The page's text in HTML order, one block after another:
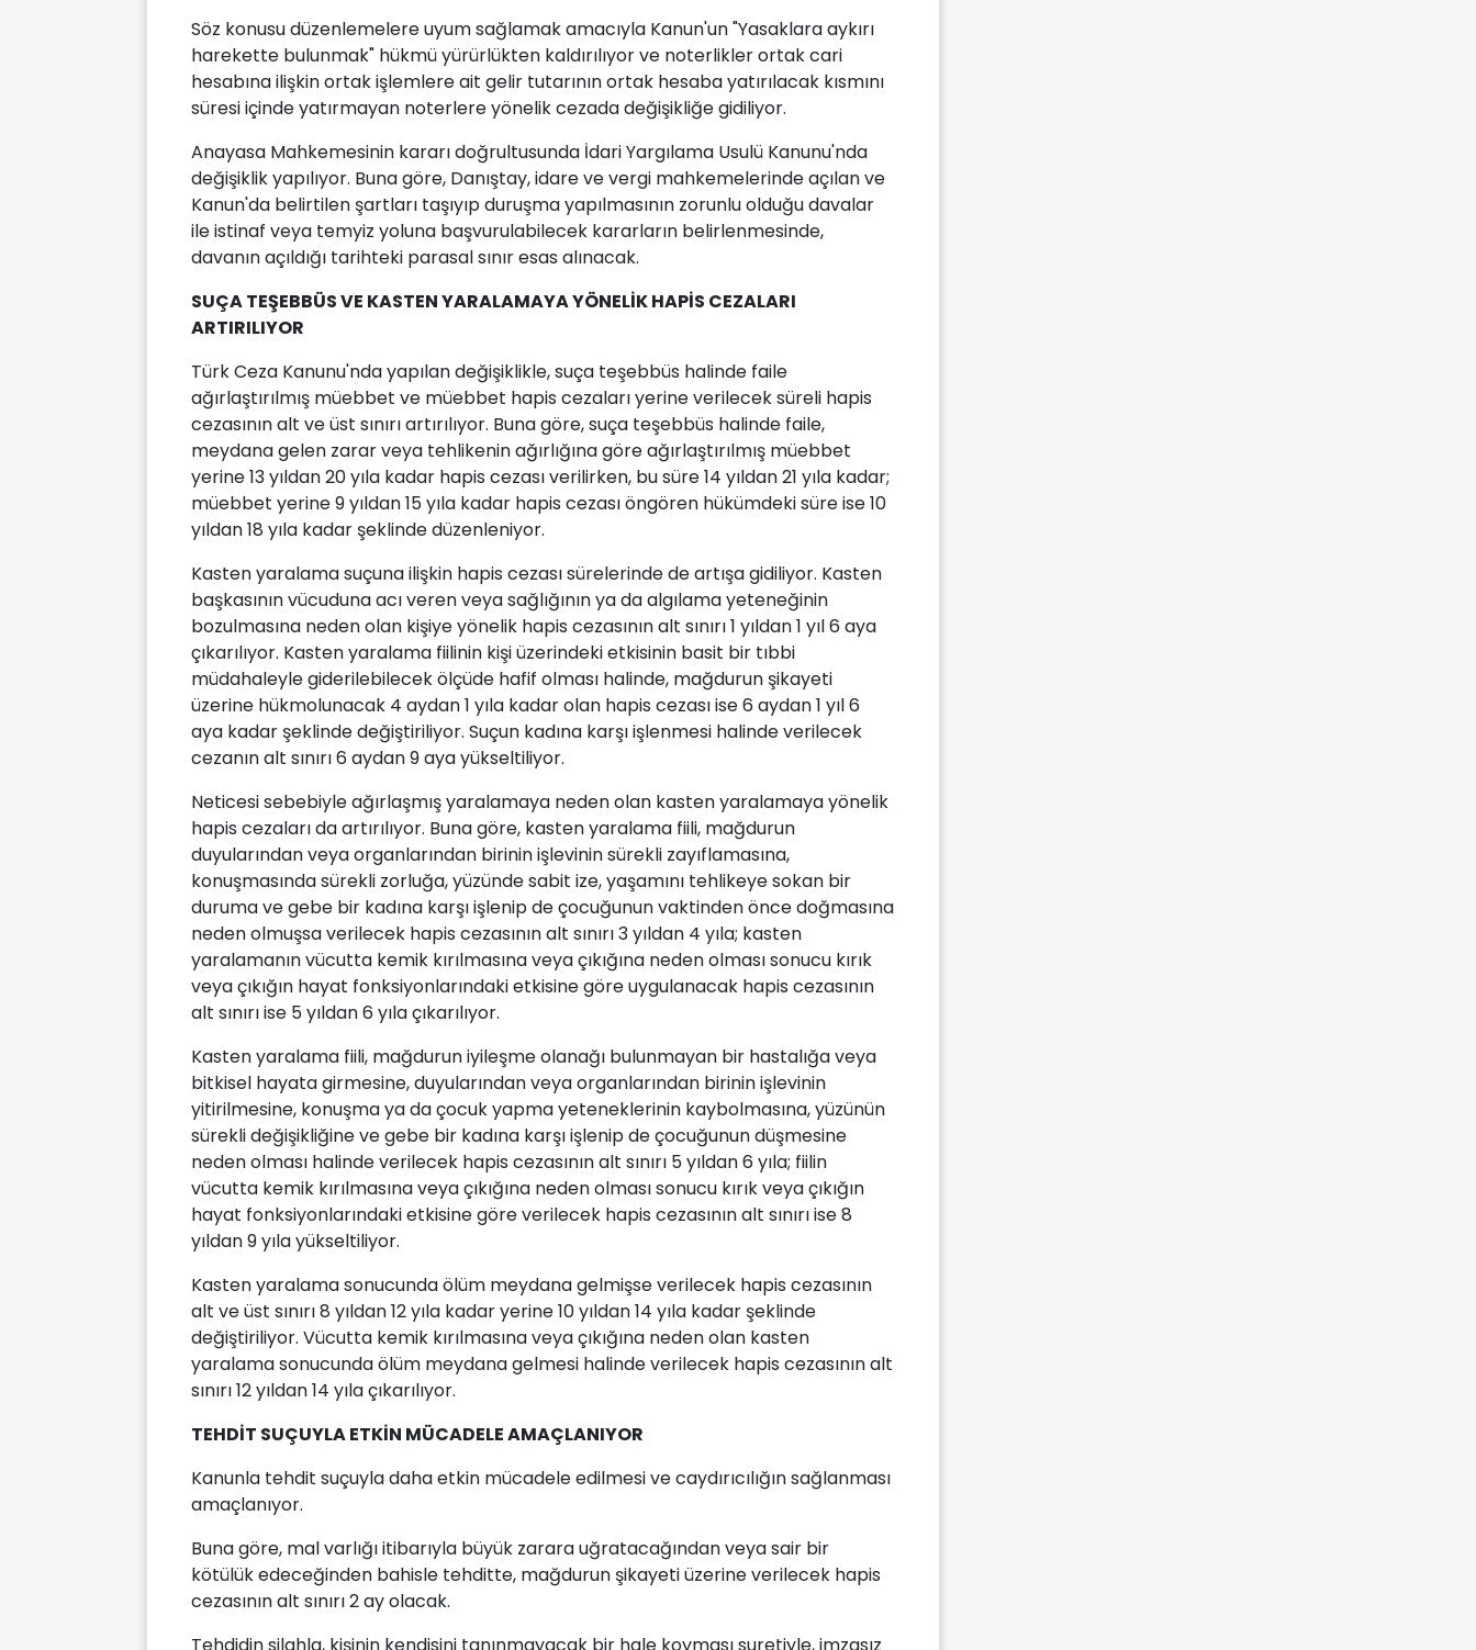
Söz konusu düzenlemelere uyum sağlamak amacıyla Kanun'un "Yasaklara aykırı
harekette bulunmak" hükmü yürürlükten kaldırılıyor ve noterlikler ortak cari
hesabına ilişkin ortak işlemlere ait gelir tutarının ortak hesaba yatırılacak kısmını
süresi içinde yatırmayan noterlere yönelik cezada değişikliğe gidiliyor.
Anayasa Mahkemesinin kararı doğrultusunda İdari Yargılama Usulü Kanunu'nda
değişiklik yapılıyor. Buna göre, Danıştay, idare ve vergi mahkemelerinde açılan ve
Kanun'da belirtilen şartları taşıyıp duruşma yapılmasının zorunlu olduğu davalar
ile istinaf veya temyiz yoluna başvurulabilecek kararların belirlenmesinde,
davanın açıldığı tarihteki parasal sınır esas alınacak.
SUÇA TEŞEBBÜS VE KASTEN YARALAMAYA YÖNELİK HAPİS CEZALARI
ARTIRILIYOR
Türk Ceza Kanunu'nda yapılan değişiklikle, suça teşebbüs halinde faile
ağırlaştırılmış müebbet ve müebbet hapis cezaları yerine verilecek süreli hapis
cezasının alt ve üst sınırı artırılıyor. Buna göre, suça teşebbüs halinde faile,
meydana gelen zarar veya tehlikenin ağırlığına göre ağırlaştırılmış müebbet
yerine 13 yıldan 20 yıla kadar hapis cezası verilirken, bu süre 14 yıldan 21 yıla kadar;
müebbet yerine 9 yıldan 15 yıla kadar hapis cezası öngören hükümdeki süre ise 10
yıldan 18 yıla kadar şeklinde düzenleniyor.
Kasten yaralama suçuna ilişkin hapis cezası sürelerinde de artışa gidiliyor. Kasten
başkasının vücuduna acı veren veya sağlığının ya da algılama yeteneğinin
bozulmasına neden olan kişiye yönelik hapis cezasının alt sınırı 1 yıldan 1 yıl 6 aya
çıkarılıyor. Kasten yaralama fiilinin kişi üzerindeki etkisinin basit bir tıbbi
müdahaleyle giderilebilecek ölçüde hafif olması halinde, mağdurun şikayeti
üzerine hükmolunacak 4 aydan 1 yıla kadar olan hapis cezası ise 6 aydan 1 yıl 6
aya kadar şeklinde değiştiriliyor. Suçun kadına karşı işlenmesi halinde verilecek
cezanın alt sınırı 6 aydan 9 aya yükseltiliyor.
Neticesi sebebiyle ağırlaşmış yaralamaya neden olan kasten yaralamaya yönelik
hapis cezaları da artırılıyor. Buna göre, kasten yaralama fiili, mağdurun
duyularından veya organlarından birinin işlevinin sürekli zayıflamasına,
konuşmasında sürekli zorluğa, yüzünde sabit ize, yaşamını tehlikeye sokan bir
duruma ve gebe bir kadına karşı işlenip de çocuğunun vaktinden önce doğmasına
neden olmuşsa verilecek hapis cezasının alt sınırı 3 yıldan 4 yıla; kasten
yaralamanın vücutta kemik kırılmasına veya çıkığına neden olması sonucu kırık
veya çıkığın hayat fonksiyonlarındaki etkisine göre uygulanacak hapis cezasının
alt sınırı ise 5 yıldan 6 yıla çıkarılıyor.
Kasten yaralama fiili, mağdurun iyileşme olanağı bulunmayan bir hastalığa veya
bitkisel hayata girmesine, duyularından veya organlarından birinin işlevinin
yitirilmesine, konuşma ya da çocuk yapma yeteneklerinin kaybolmasına, yüzünün
sürekli değişikliğine ve gebe bir kadına karşı işlenip de çocuğunun düşmesine
neden olması halinde verilecek hapis cezasının alt sınırı 5 yıldan 6 yıla; fiilin
vücutta kemik kırılmasına veya çıkığına neden olması sonucu kırık veya çıkığın
hayat fonksiyonlarındaki etkisine göre verilecek hapis cezasının alt sınırı ise 8
yıldan 9 yıla yükseltiliyor.
Kasten yaralama sonucunda ölüm meydana gelmişse verilecek hapis cezasının
alt ve üst sınırı 8 yıldan 12 yıla kadar yerine 10 yıldan 14 yıla kadar şeklinde
değiştiriliyor. Vücutta kemik kırılmasına veya çıkığına neden olan kasten
yaralama sonucunda ölüm meydana gelmesi halinde verilecek hapis cezasının alt
sınırı 12 yıldan 14 yıla çıkarılıyor.
TEHDİT SUÇUYLA ETKİN MÜCADELE AMAÇLANIYOR
Kanunla tehdit suçuyla daha etkin mücadele edilmesi ve caydırıcılığın sağlanması
amaçlanıyor.
Buna göre, mal varlığı itibarıyla büyük zarara uğratacağından veya sair bir
kötülük edeceğinden bahisle tehditte, mağdurun şikayeti üzerine verilecek hapis
cezasının alt sınırı 2 ay olacak.